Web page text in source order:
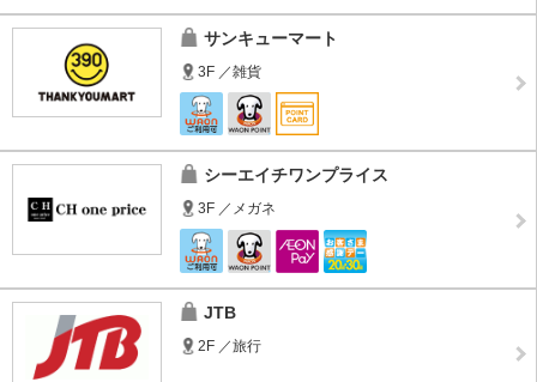
サンキューマート
3F ／雑貨
シーエイチワンプライス
3F ／メガネ
JTB
2F ／旅行